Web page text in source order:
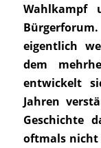
eigentlich
dem
entwickelt
Jahren
Geschichte
oftmals nicht